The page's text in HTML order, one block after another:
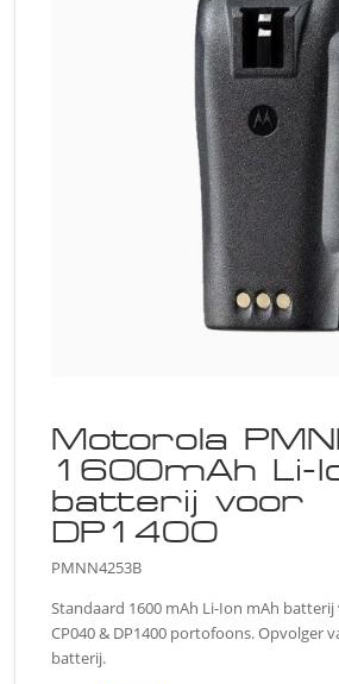
Motorola
1600mAh Li-
batterij voor
DP1400
PMNN4253B
Standaard 1600 mAh Li-Ion mAh
CP040 & DP1400 portofoons. Opvolger
batterij.